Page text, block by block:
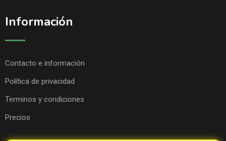
Información
Contacto e información
Política de privacidad
Terminos y condiciones
Precios